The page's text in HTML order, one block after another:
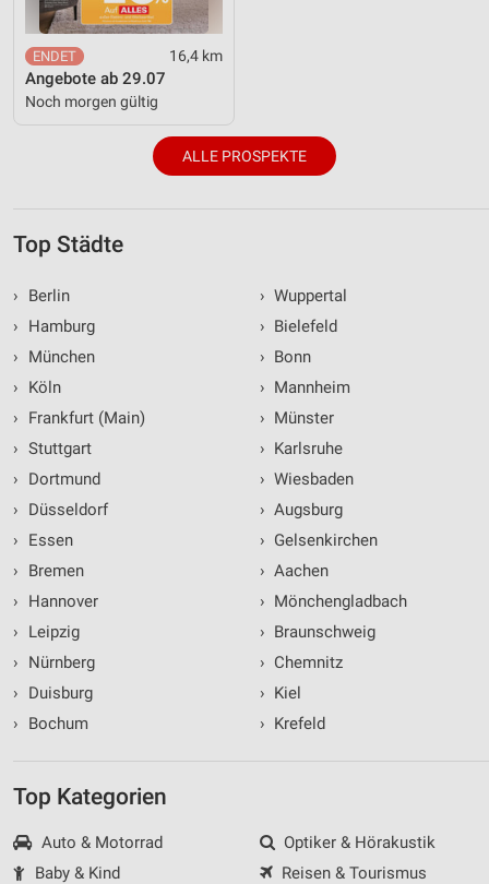
16,4 km
Angebote ab 29.07
Noch morgen gültig
ALLE PROSPEKTE
Top Städte
›
Berlin
›
Hamburg
›
München
›
Köln
›
Frankfurt (Main)
› Stuttgart
›
Dortmund
›
Düsseldorf
›
Essen
›
Bremen
›
Hannover
›
Leipzig
›
Nürnberg
›
Duisburg
›
Bochum
› Wuppertal
› Bielefeld
› Bonn
› Mannheim
› Münster
› Karlsruhe
› Wiesbaden
› Augsburg
› Gelsenkirchen
› Aachen
› Mönchengladbach
› Braunschweig
› Chemnitz
› Kiel
› Krefeld
Top Kategorien
Auto & Motorrad
Baby & Kind
Optiker & Hörakustik
Reisen & Tourismus